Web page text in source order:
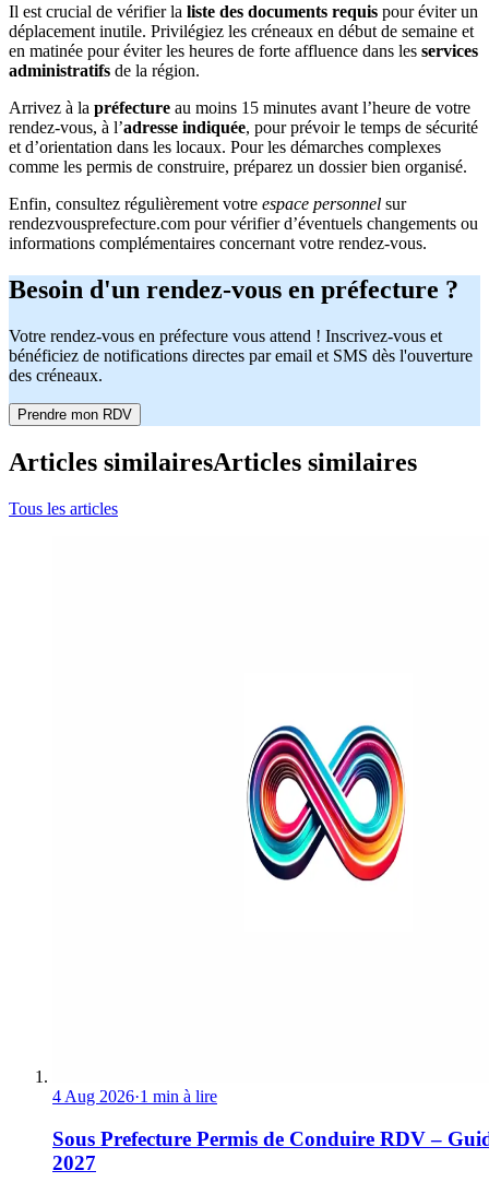
Il est crucial de vérifier la liste des documents requis pour éviter un
déplacement inutile. Privilégiez les créneaux en début de semaine et
en matinée pour éviter les heures de forte affluence dans les services
administratifs de la région.
Arrivez à la préfecture au moins 15 minutes avant l’heure de votre
rendez-vous, à l’adresse indiquée, pour prévoir le temps de sécurité
et d’orientation dans les locaux. Pour les démarches complexes
comme les permis de construire, préparez un dossier bien organisé.
Enfin, consultez régulièrement votre espace personnel sur
rendezvousprefecture.com pour vérifier d’éventuels changements ou
informations complémentaires concernant votre rendez-vous.
Besoin d'un rendez-vous en préfecture ?
Votre rendez-vous en préfecture vous attend ! Inscrivez-vous et
bénéficiez de notifications directes par email et SMS dès l'ouverture
des créneaux.
Prendre mon RDV
Articles similairesArticles similaires
Tous les articles
4 Aug 2026·1 min à lire
Sous Prefecture Permis de Conduire RDV –
2027